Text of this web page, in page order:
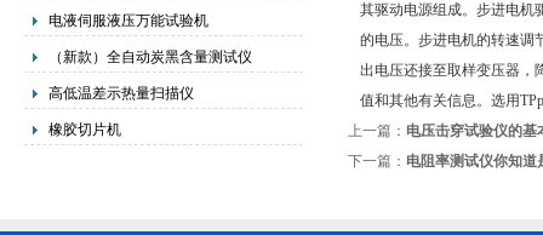
电液伺服液压万能试验机
（新款）全自动炭黑含量测试仪
高低温差示热量扫描仪
橡胶切片机
其驱动电源组成。步进电机
的电压。步进电机的转速调
出电压还接至取样变压器，
值和其他有关信息。选用
上一篇： 电压击穿试验仪的基
下一篇： 电阻率测试仪你知道